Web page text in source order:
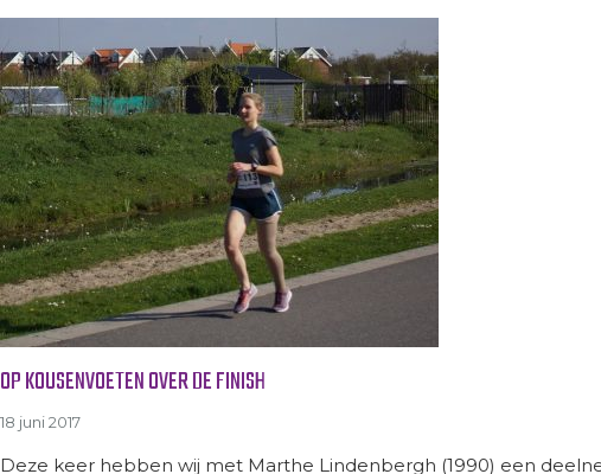
OP KOUSENVOETEN OVER DE FINISH
18 juni 2017
Deze keer hebben wij met Marthe Lindenbergh (1990) een